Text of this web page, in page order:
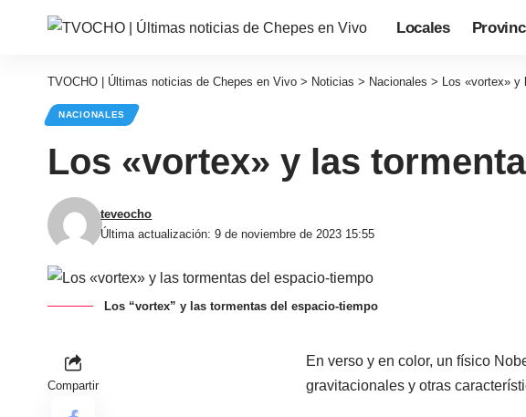
Locales
TVOCHO | Últimas noticias de Chepes en Vivo > Noticias > Nacionales > Los «vortex» y
NACIONALES
Los «vortex» y las
Última actualización: 9 de noviembre de 2023 15:55
teveocho
Los “vortex” y las tormentas del espacio-tiempo
Compartir
En verso y en color, un físico
gravitacionales y otras